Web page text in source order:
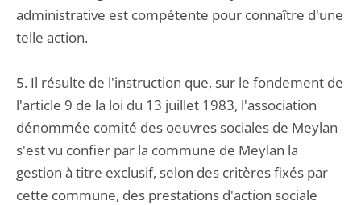
administrative est compétente pour connaître d'une
telle action.
5. Il résulte de l'instruction que, sur le fondement de
l'article 9 de la loi du 13 juillet 1983, l'association
dénommée comité des oeuvres sociales de Meylan
s'est vu confier par la commune de Meylan la
gestion à titre exclusif, selon des critères fixés par
cette commune, des prestations d'action sociale